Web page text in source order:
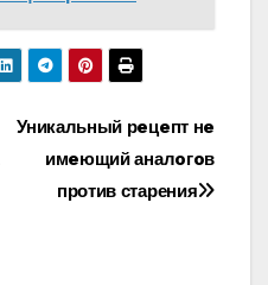
Уникальный рeцeпт нe
имeющий аналoгoв
против старения